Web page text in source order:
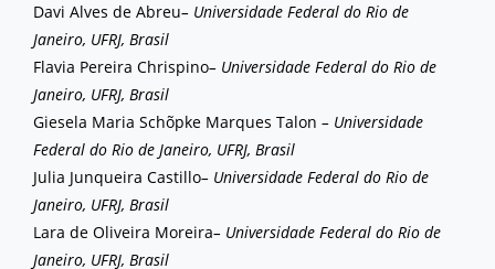
Davi Alves de Abreu– Universidade Federal do Rio de
Janeiro, UFRJ, Brasil
Flavia Pereira Chrispino– Universidade Federal do Rio de
Janeiro, UFRJ, Brasil
Giesela Maria Schõpke Marques Talon – Universidade
Federal do Rio de Janeiro, UFRJ, Brasil
Julia Junqueira Castillo– Universidade Federal do Rio de
Janeiro, UFRJ, Brasil
Lara de Oliveira Moreira– Universidade Federal do Rio de
Janeiro, UFRJ, Brasil